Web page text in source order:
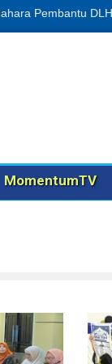
Kuasa Hukum
MomentumTV